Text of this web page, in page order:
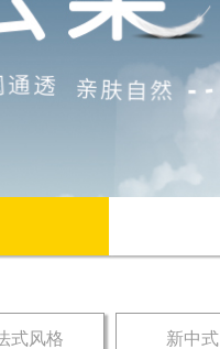
式风格 新中式